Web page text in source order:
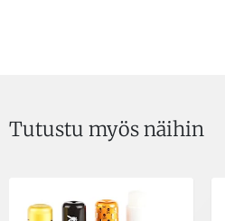
Tutustu myös näihin